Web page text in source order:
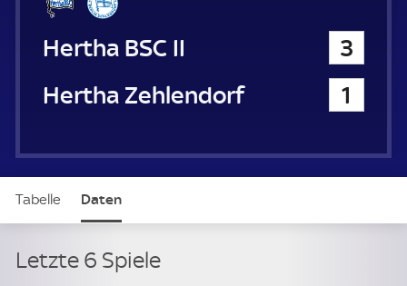
Hertha BSC II
3
Hertha Zehlendorf
1
Tabelle Daten
Letzte 6 Spiele